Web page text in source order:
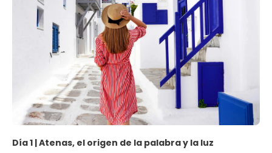
Día 1 | Atenas, el origen de la palabra y la luz